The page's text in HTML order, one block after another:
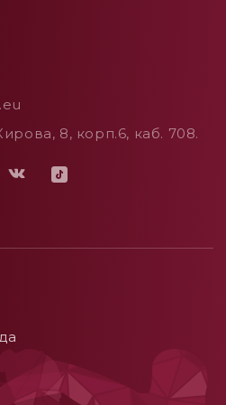
8, корп.6, каб. 708.